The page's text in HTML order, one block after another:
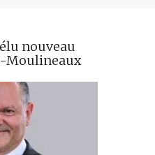
nouveau
Moulineaux